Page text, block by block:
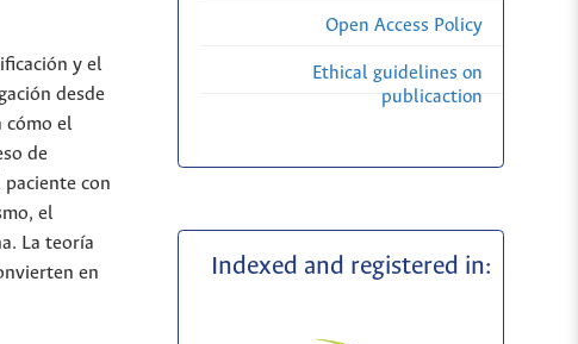
y el
desde
cómo el
de
con
el
La teoría
en
Open Access Policy
Ethical guidelines on
publicaction
Indexed and registered in: